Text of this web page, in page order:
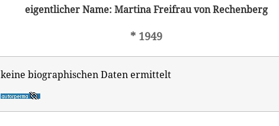
eigentlicher Name: Martina Freifrau von Rechenberg
* 1949
keine biographischen Daten ermittelt